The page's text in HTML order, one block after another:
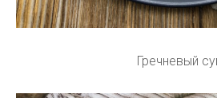
Гречневый